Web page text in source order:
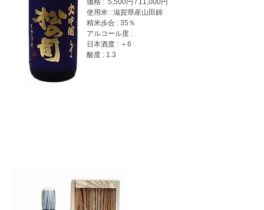
価格 : 5,500円 / 11,000円
使用米 : 滋賀県産山田錦
精米歩合 : 35％
アルコール度 :
日本酒度 : ＋6
酸度 : 1.3